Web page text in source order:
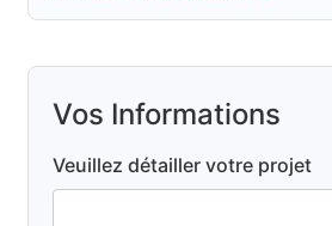
Vos Informations
Veuillez détailler votre projet